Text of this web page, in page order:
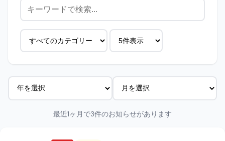
最近1ヶ月で3件のお知らせがあります